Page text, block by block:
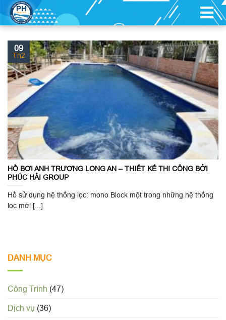
HỒ BƠI ANH TRƯƠNG LONG AN – THIẾT KẾ THI CÔNG BỞI
PHÚC HẢI GROUP
Hồ sử dụng hệ thống lọc: mono Block một trong những hệ thống
lọc mới [...]
09
Th2
DANH MỤC
Công Trình (47)
Dịch vụ (36)